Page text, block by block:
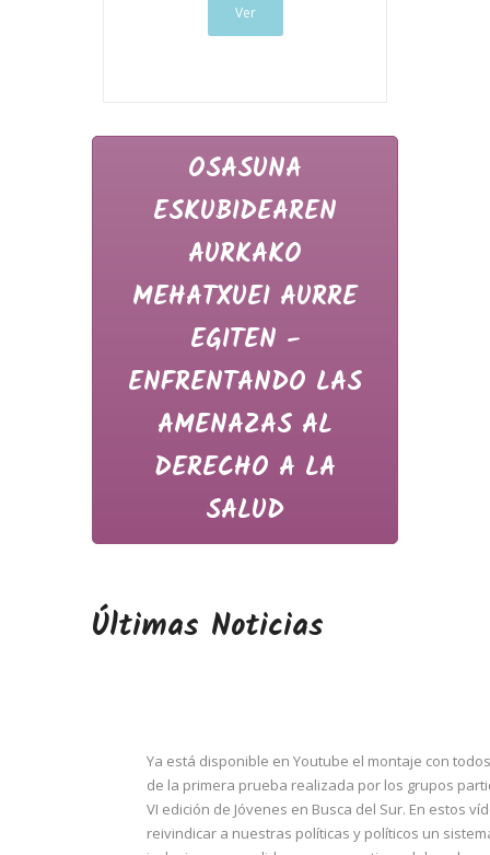
Ver
OSASUNA
ESKUBIDEAREN
AURKAKO
MEHATXUEI AURRE
EGITEN -
ENFRENTANDO LAS
AMENAZAS AL
DERECHO A LA
SALUD
Últimas Noticias
Ya está disponible en Youtube el montaje con
de la primera prueba realizada por los grupos
VI edición de Jóvenes en Busca del Sur. En estos
reivindicar a nuestras políticas y políticos un